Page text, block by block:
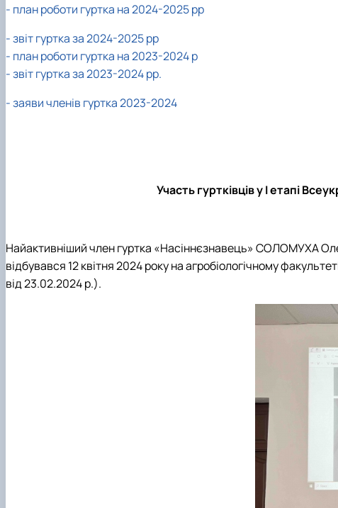
- план роботи гуртка на 2024-2025 рр
- звіт гуртка за 2024-2025 рр
- план роботи гуртка на 2023-2024 р
- звіт гуртка за 2023-2024 рр.
- заяви членів гуртка 2023-2024
Участь гуртківців у I етапі
Найактивніший член гуртка «Насіннєзнавець» СОЛОМУХА
відбувався 12 квітня 2024 року на агробіологічному
від 23.02.2024 р.).